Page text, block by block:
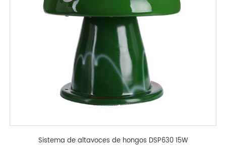
Sistema de altavoces de hongos DSP630 15W